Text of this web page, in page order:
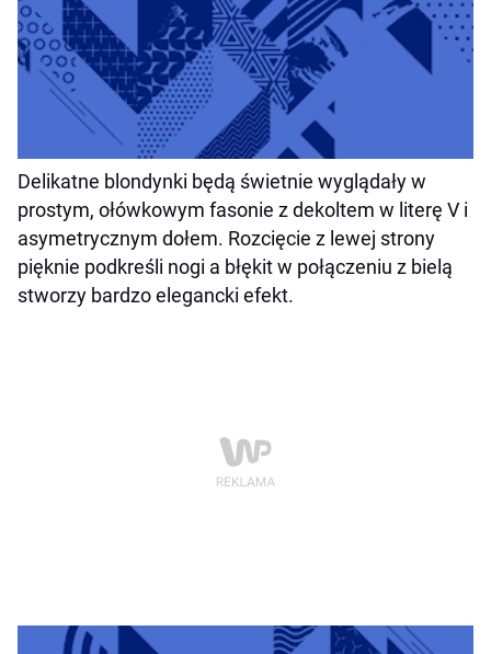
Delikatne blondynki będą świetnie wyglądały w
prostym, ołówkowym fasonie z dekoltem w literę V i
asymetrycznym dołem. Rozcięcie z lewej strony
pięknie podkreśli nogi a błękit w połączeniu z bielą
stworzy bardzo elegancki efekt.